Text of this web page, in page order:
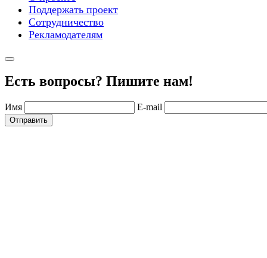
Поддержать проект
Сотрудничество
Рекламодателям
Есть вопросы? Пишите нам!
Имя E-mail